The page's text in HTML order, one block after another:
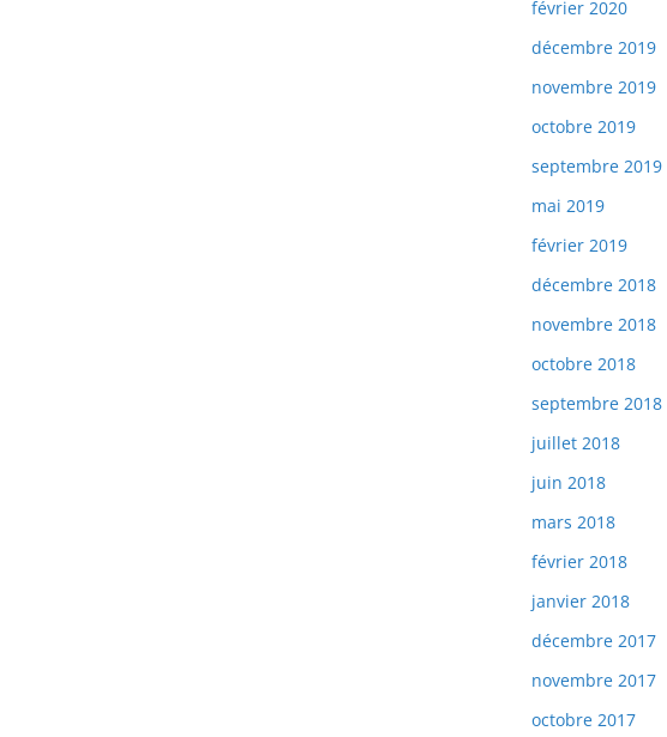
février 2020
décembre 2019
novembre 2019
octobre 2019
septembre 2019
mai 2019
février 2019
décembre 2018
novembre 2018
octobre 2018
septembre 2018
juillet 2018
juin 2018
mars 2018
février 2018
janvier 2018
décembre 2017
novembre 2017
octobre 2017